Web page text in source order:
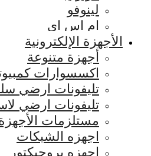
لينوفو
ام اس اي
الأجهزة الإلكترونية
أجهزة متنوعة
اكسسوارات
تليفونات ارضي
تليفونات ارضي
مستلزمات الأجهزة
اجهزه الشبكات
اجهزه بروجيكتور